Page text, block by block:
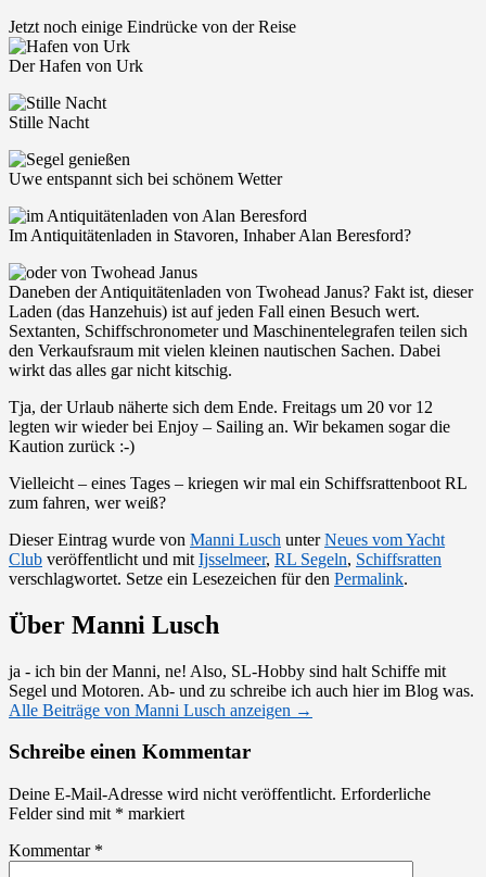
Jetzt noch einige Eindrücke von der Reise
Der Hafen von Urk
Stille Nacht
Uwe entspannt sich bei schönem Wetter
Im Antiquitätenladen in Stavoren, Inhaber Alan Beresford?
Daneben der Antiquitätenladen von Twohead Janus? Fakt ist, dieser
Laden (das Hanzehuis) ist auf jeden Fall einen Besuch wert.
Sextanten, Schiffschronometer und Maschinentelegrafen teilen sich
den Verkaufsraum mit vielen kleinen nautischen Sachen. Dabei
wirkt das alles gar nicht kitschig.
Tja, der Urlaub näherte sich dem Ende. Freitags um 20 vor 12
legten wir wieder bei Enjoy – Sailing an. Wir bekamen sogar die
Kaution zurück :-)
Vielleicht – eines Tages – kriegen wir mal ein Schiffsrattenboot RL
zum fahren, wer weiß?
Dieser Eintrag wurde von Manni Lusch unterNeues vom Yacht
Club veröffentlicht und mit Ijsselmeer, RL Segeln, Schiffsratten
verschlagwortet. Setze ein Lesezeichen für den Permalink.
Über Manni Lusch
ja - ich bin der Manni, ne! Also, SL-Hobby sind halt Schiffe mit
Segel und Motoren. Ab- und zu schreibe ich auch hier im Blog was.
Alle Beiträge von Manni Lusch anzeigen →
Schreibe einen Kommentar
Deine E-Mail-Adresse wird nicht veröffentlicht. Erforderliche
Felder sind mit * markiert
Kommentar *